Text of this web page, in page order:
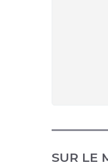
SUR LE